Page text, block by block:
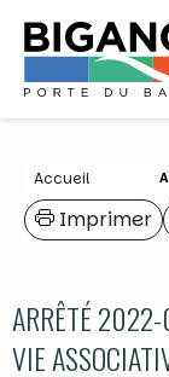
Accueil
Imprimer
ARRÊTÉ
VIE